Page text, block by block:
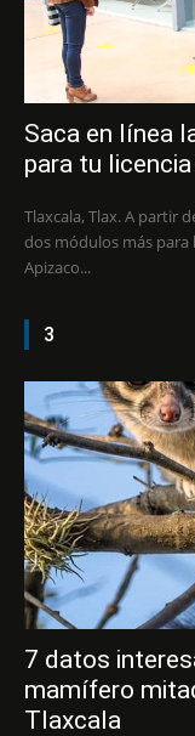
Saca en línea
para tu
Tlaxcala, Tlax. A partir
dos módulos más para
Apizaco...
3
7 datos
mamífero
Tlaxcala